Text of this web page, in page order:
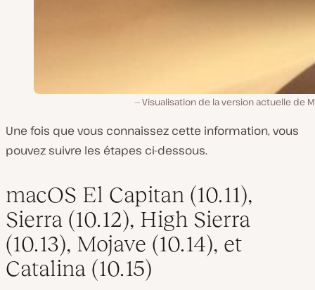
Visualisation de la version actuelle de
Une fois que vous connaissez cette information, vous
pouvez suivre les étapes ci-dessous.
macOS El Capitan (10.11),
Sierra (10.12), High Sierra
(10.13), Mojave (10.14), et
Catalina (10.15)